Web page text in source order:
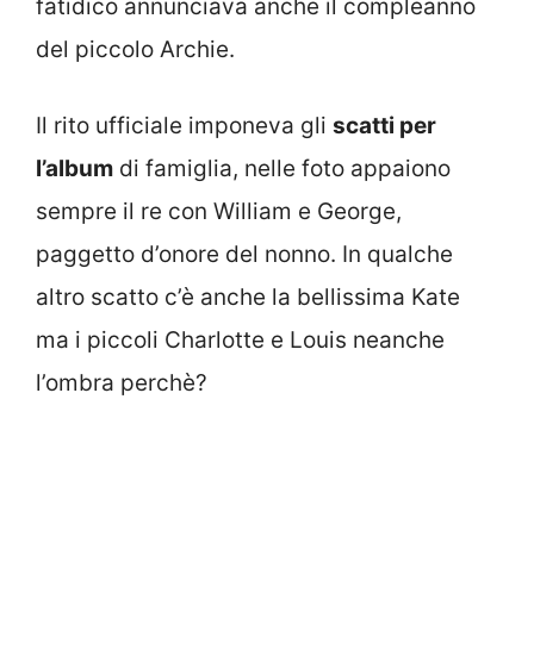
fatidico annunciava anche il compleanno
del piccolo Archie.
Il rito ufficiale imponeva gli scatti per
l’album di famiglia, nelle foto appaiono
sempre il re con William e George,
paggetto d’onore del nonno. In qualche
altro scatto c’è anche la bellissima Kate
ma i piccoli Charlotte e Louis neanche
l’ombra perchè?